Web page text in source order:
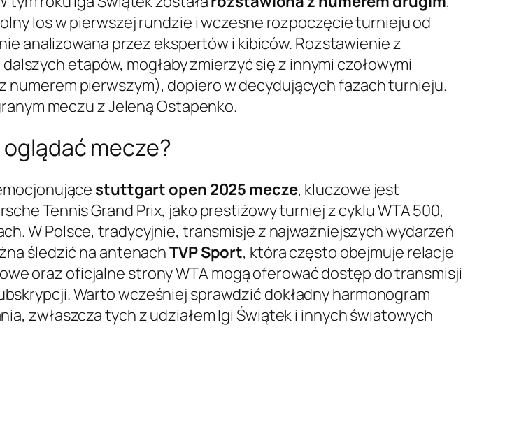
los w pierwszej rundzie i wczesne rozpoczęcie turnieju od
analizowana przez ekspertów i kibiców. Rozstawienie z
etapów, mogłaby zmierzyć się z innymi czołowymi
numerem pierwszym), dopiero w decydujących fazach turnieju.
meczu z Jeleną Ostapenko.
mecze?
stuttgart open 2025 mecze, kluczowe jest
Tennis Grand Prix, jako prestiżowy turniej z cyklu WTA 500,
W Polsce, tradycyjnie, transmisje z najważniejszych wydarzeń
śledzić na antenachTVP Sport, która często obejmuje relacje
oraz oficjalne strony WTA mogą oferować dostęp do transmisji
Warto wcześniej sprawdzić dokładny harmonogram
zwłaszcza tych z udziałem Igi Świątek i innych światowych